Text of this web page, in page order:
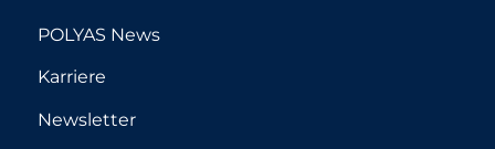
POLYAS News
Karriere
Newsletter